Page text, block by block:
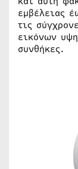
εμβέλειας
τις
εικόνων
συνθήκες.